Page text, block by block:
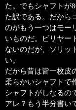
た。でもシャフトが
た訳である。だから
のがもう一つはモー
いものだ。ビリヤー
ないのだが、ソリッ
い。
だから昔は皆一枚皮
柔らかいシャフトで
シャフトがしなるの
アレ？もう半分書い